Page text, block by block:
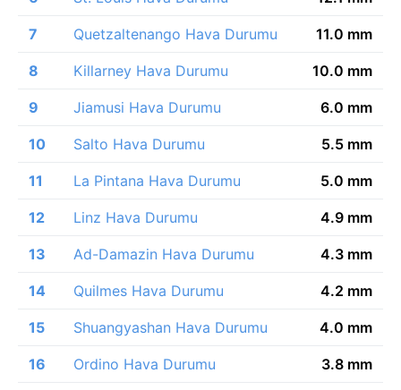
7 Quetzaltenango Hava Durumu 11.0 mm
8 Killarney Hava Durumu 10.0 mm
9 Jiamusi Hava Durumu 6.0 mm
10 Salto Hava Durumu 5.5 mm
11 La Pintana Hava Durumu 5.0 mm
12 Linz Hava Durumu 4.9 mm
13 Ad-Damazin Hava Durumu 4.3 mm
14 Quilmes Hava Durumu 4.2 mm
15 Shuangyashan Hava Durumu 4.0 mm
16 Ordino Hava Durumu 3.8 mm